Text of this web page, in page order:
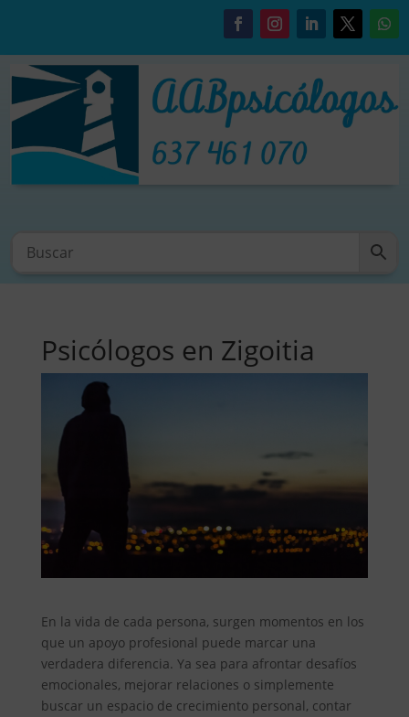
Psicólogos en Zigoitia
En la vida de cada persona, surgen momentos en los
que un apoyo profesional puede marcar una
verdadera diferencia. Ya sea para afrontar desafíos
emocionales, mejorar relaciones o simplemente
buscar un espacio de crecimiento personal, contar